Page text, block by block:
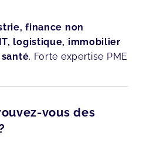
finance non
logistique, immobilier
. Forte expertise PME
vous des